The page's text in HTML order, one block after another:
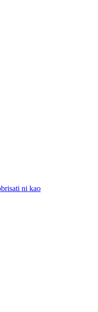
ni kao